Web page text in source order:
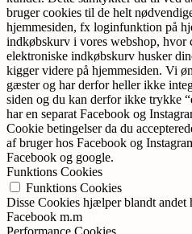
bruger cookies til de helt
hjemmesiden, fx loginfunktion på
indkøbskurv i vores webshop, hvor
elektroniske indkøbskurv husker
kigger videre på hjemmesiden. Vi
gæster og har derfor heller ikke
siden og du kan derfor ikke trykke
har en separat Facebook og
Cookie betingelser da du
af bruger hos Facebook og
Facebook og google.
Funktions Cookies
Funktions Cookies
Disse Cookies hjælper blandt andet
Facebook m.m
Performance Cookies